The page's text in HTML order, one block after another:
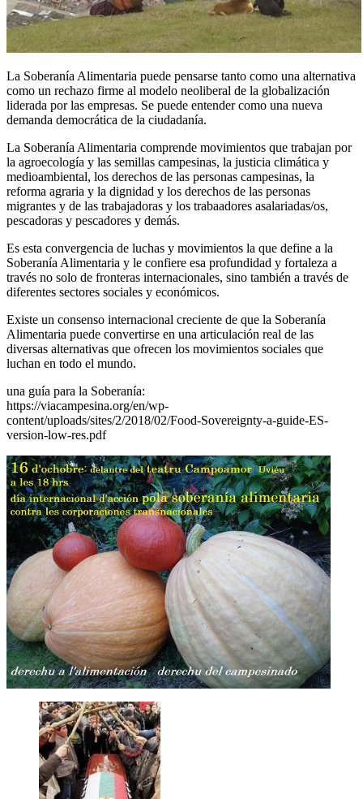
La Soberanía Alimentaria puede pensarse tanto como una alternativa
como un rechazo firme al modelo neoliberal de la globalización
liderada por las empresas. Se puede entender como una nueva
demanda democrática de la ciudadanía.
La Soberanía Alimentaria comprende movimientos que trabajan por
la agroecología y las semillas campesinas, la justicia climática y
medioambiental, los derechos de las personas campesinas, la
reforma agraria y la dignidad y los derechos de las personas
migrantes y de las trabajadoras y los trabaadores asalariadas/os,
pescadoras y pescadores y demás.
Es esta convergencia de luchas y movimientos la que define a la
Soberanía Alimentaria y le confiere esa profundidad y fortaleza a
través no solo de fronteras internacionales, sino también a través de
diferentes sectores sociales y económicos.
Existe un consenso internacional creciente de que la Soberanía
Alimentaria puede convertirse en una articulación real de las
diversas alternativas que ofrecen los movimientos sociales que
luchan en todo el mundo.
una guía para la Soberanía:
https://viacampesina.org/en/wp-
content/uploads/sites/2/2018/02/Food-Sovereignty-a-guide-ES-
version-low-res.pdf